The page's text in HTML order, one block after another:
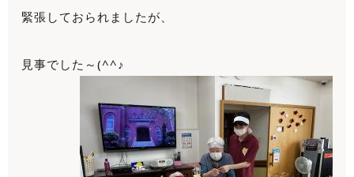
緊張しておられましたが、
見事でした～(^^♪